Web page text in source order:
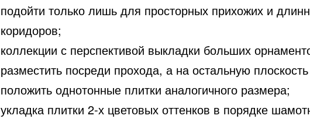
подойти только лишь для просторных прихожих и
коридоров;
коллекции с перспективой выкладки больших
разместить посреди прохода, а на остальную
положить однотонные плитки аналогичного размера;
укладка плитки 2-х цветовых оттенков в порядке